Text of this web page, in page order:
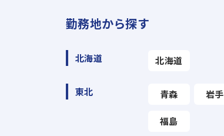
勤務地から探す
北海道 北海道
東北 青森 岩手
福島